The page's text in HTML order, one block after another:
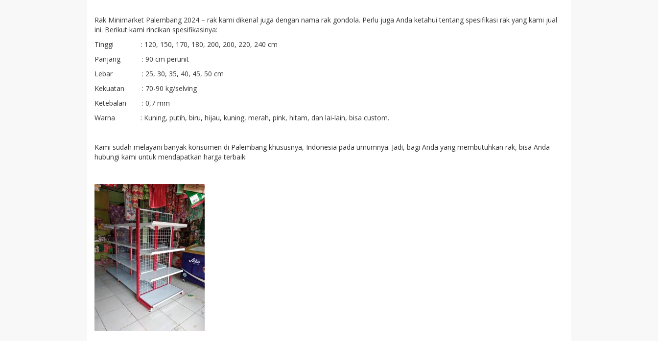
Rak Minimarket Palembang 2024 – rak kami dikenal juga dengan nama rak gondola. Perlu juga Anda ketahui tentang spesifikasi rak yang kami jual
ini. Berikut kami rincikan spesifikasinya:
Tinggi : 120, 150, 170, 180, 200, 200, 220, 240 cm
Panjang : 90 cm perunit
Lebar : 25, 30, 35, 40, 45, 50 cm
Kekuatan : 70-90 kg/selving
Ketebalan : 0,7 mm
Warna : Kuning, putih, biru, hijau, kuning, merah, pink, hitam, dan lai-lain, bisa custom.
Kami sudah melayani banyak konsumen di Palembang khususnya, Indonesia pada umumnya. Jadi, bagi Anda yang membutuhkan rak, bisa Anda
hubungi kami untuk mendapatkan harga terbaik